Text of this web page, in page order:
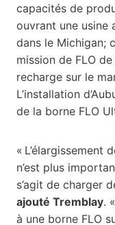
capacités de
ouvrant une usine
dans le Michigan;
mission de FLO
recharge sur le
L’installation
de la borne FLO
« L’élargissement
n’est plus
s’agit de charger
ajouté Tremblay.
à une borne FLO